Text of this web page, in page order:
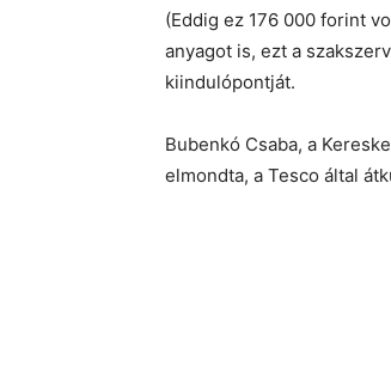
(Eddig ez 176 000 forint
anyagot is, ezt a
kiindulópontját.
Bubenkó Csaba, a
elmondta, a Tesco által